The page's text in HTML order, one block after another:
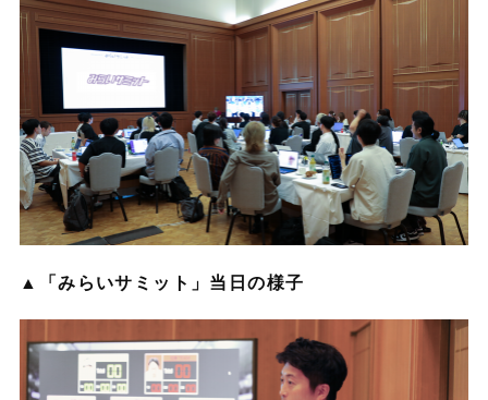
▲「みらいサミット」当日の様子